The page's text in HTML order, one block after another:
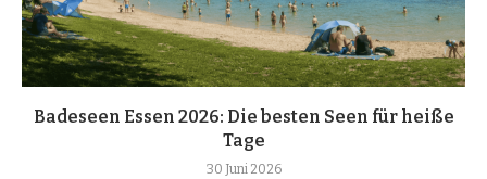
Badeseen Essen 2026: Die besten Seen für heiße
Tage
30 Juni 2026